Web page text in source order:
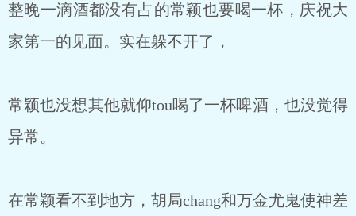
整晚一滴酒都没有占的常颖也要喝一杯，庆祝大
家第一的见面。实在躲不开了，
常颖也没想其他就仰tou喝了一杯啤酒，也没觉得
异常。
在常颖看不到地方，胡局chang和万金尤鬼使神差